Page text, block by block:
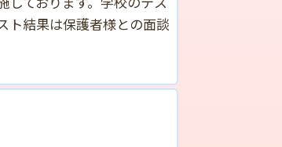
ト結果は保護者様との面談